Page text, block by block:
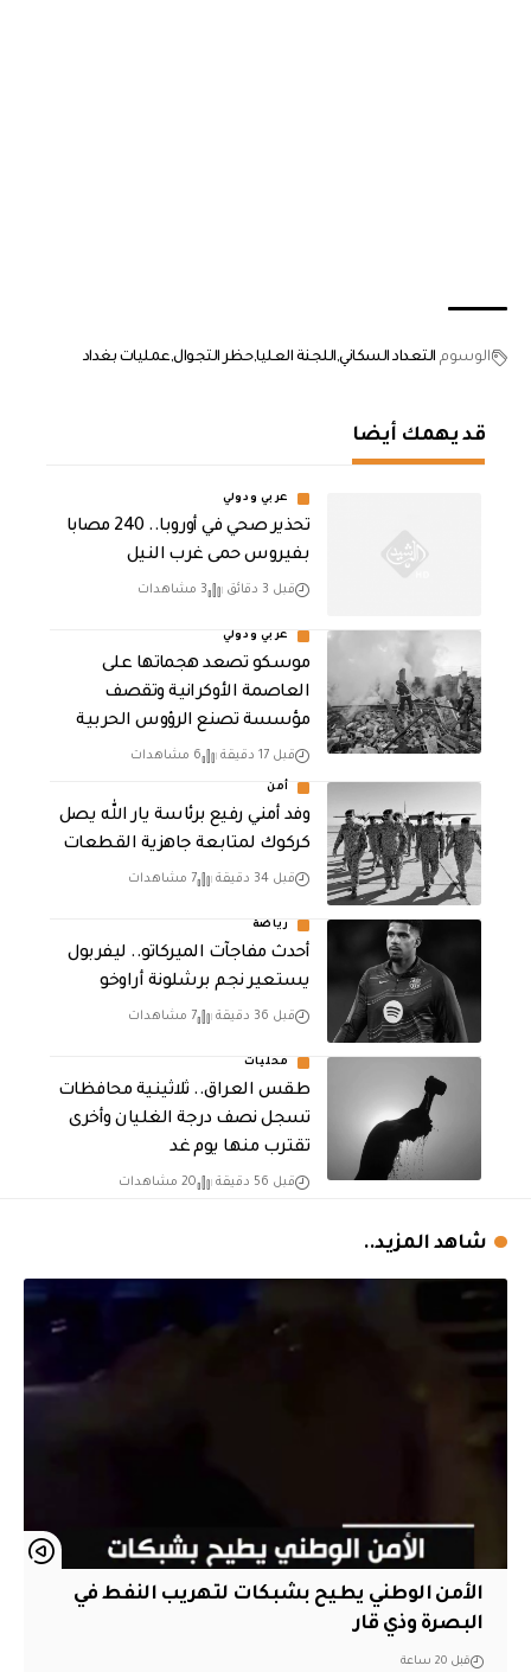
الوسوم التعداد السكاني اللجنة العلياحظر التجوال عمليات بغداد
قد يهمك أيضا
عربي ودولي
تحذير صحي في أوروبا.. 240 مصابا
بفيروس حمى غرب النيل
قبل 3 دقائق 3 مشاهدات
عربي ودولي
موسكو تصعد هجماتها على
العاصمة الأوكرانية وتقصف
مؤسسة تصنع الرؤوس الحربية
قبل 17 دقيقة 6 مشاهدات
أمن
وفد أمني رفيع برئاسة يار الله يصل
كركوك لمتابعة جاهزية القطعات
قبل 34 دقيقة 7 مشاهدات
رياضة
أحدث مفاجآت الميركاتو.. ليفربول
يستعير نجم برشلونة أراوخو
قبل 36 دقيقة 7 مشاهدات
محليات
طقس العراق.. ثلاثينية محافظات
تسجل نصف درجة الغليان وأخرى
تقترب منها يوم غد
قبل 56 دقيقة 20 مشاهدات
شاهد المزيد..
الأمن الوطني يطيح بشبكات لتهريب النفط في
البصرة وذي قار
قبل 20 ساعة